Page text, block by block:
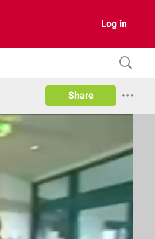
Log in
Share